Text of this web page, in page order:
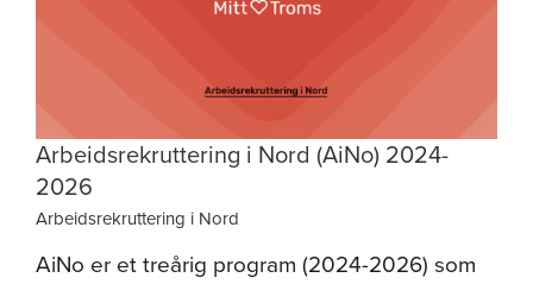
Arbeidsrekruttering i Nord (AiNo) 2024-
2026
Arbeidsrekruttering i Nord
AiNo er et treårig program (2024-2026) som